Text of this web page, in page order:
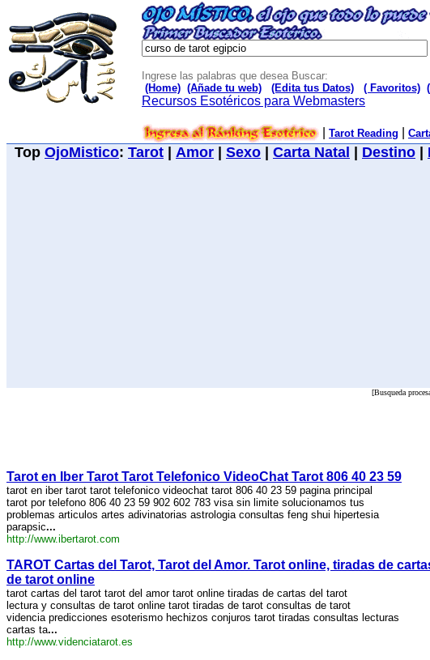
Ingrese las palabras que desea Buscar:
(Home) (Añade tu web) (Edita tus Datos) ( Favoritos)
Recursos Esotéricos para Webmasters
Tarot Reading
Top OjoMistico: Tarot Amor Sexo Carta Natal Destino
[Busqueda
Tarot en Iber Tarot Tarot Telefonico VideoChat Tarot 806 40 23 59
tarot en iber tarot tarot telefonico videochat tarot 806 40 23 59 pagina principal
tarot por telefono 806 40 23 59 902 602 783 visa sin limite solucionamos tus
problemas articulos artes adivinatorias astrologia consultas feng shui hipertesia
parapsic...
http://www.ibertarot.com
TAROT Cartas del Tarot, Tarot del Amor. Tarot online, tiradas de
de tarot online
tarot cartas del tarot tarot del amor tarot online tiradas de cartas del tarot
lectura y consultas de tarot online tarot tiradas de tarot consultas de tarot
videncia predicciones esoterismo hechizos conjuros tarot tiradas consultas lecturas
cartas ta...
http://www.videnciatarot.es